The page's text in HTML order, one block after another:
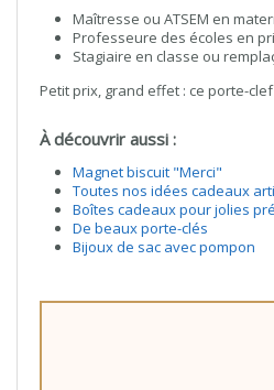
Maîtresse ou ATSEM en
Professeure des écoles en
Stagiaire en classe ou
Petit prix, grand effet : ce porte-
À découvrir aussi :
Magnet biscuit "Merci"
Toutes nos idées cadeaux
Boîtes cadeaux pour jolies
De beaux porte-clés
Bijoux de sac avec pompon